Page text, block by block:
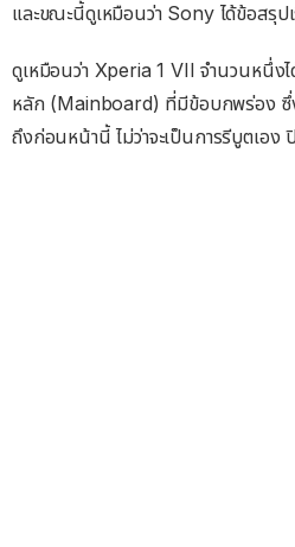
และขณะนี้ดูเหมือนว่า Sony ได้ข้อสรุป
ดูเหมือนว่า Xperia 1 VII จำนวนหนึ่ง
หลัก (Mainboard) ที่มีข้อบกพร่อง ซึ่
ถึงก่อนหน้านี้ ไม่ว่าจะเป็นการรีบูตเอง